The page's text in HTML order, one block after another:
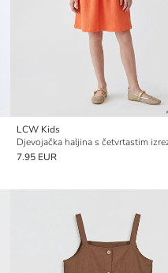
LCW Kids
Djevojačka haljina s četvrtastim
7.95 EUR